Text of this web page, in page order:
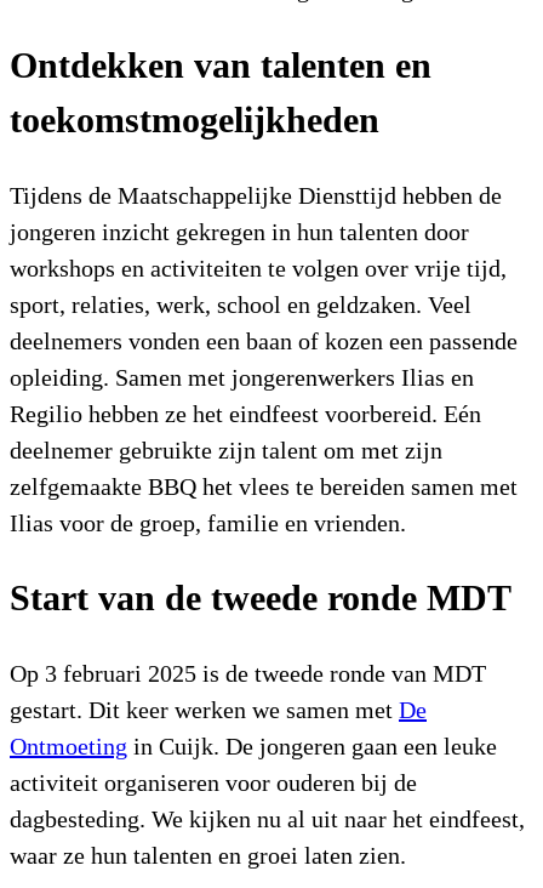
Ontdekken van talenten en
toekomstmogelijkheden
Tijdens de Maatschappelijke Diensttijd hebben de
jongeren inzicht gekregen in hun talenten door
workshops en activiteiten te volgen over vrije tijd,
sport, relaties, werk, school en geldzaken. Veel
deelnemers vonden een baan of kozen een passende
opleiding. Samen met jongerenwerkers Ilias en
Regilio hebben ze het eindfeest voorbereid. Eén
deelnemer gebruikte zijn talent om met zijn
zelfgemaakte BBQ het vlees te bereiden samen met
Ilias voor de groep, familie en vrienden.
Start van de tweede ronde MDT
Op 3 februari 2025 is de tweede ronde van MDT
gestart. Dit keer werken we samen met De
Ontmoeting in Cuijk. De jongeren gaan een leuke
activiteit organiseren voor ouderen bij de
dagbesteding. We kijken nu al uit naar het eindfeest,
waar ze hun talenten en groei laten zien.